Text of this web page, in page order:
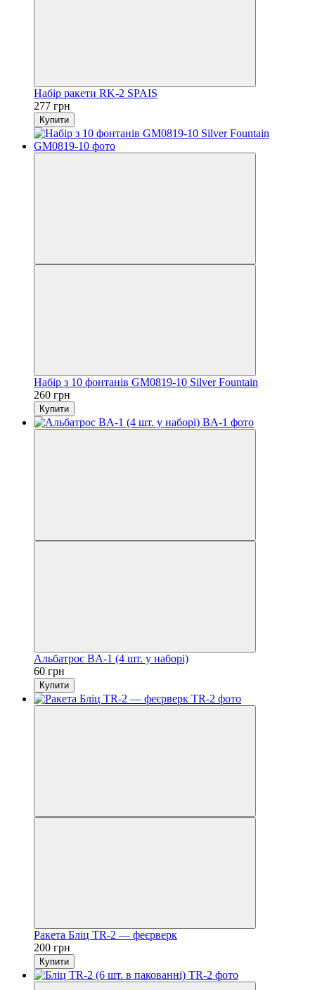
Набір ракети RK-2 SPAIS
277 грн
Купити
Набір з 10 фонтанів GM0819-10 Silver Fountain
260 грн
Купити
Альбатрос BA-1 (4 шт. у наборі)
60 грн
Купити
Ракета Бліц TR-2 — феєрверк
200 грн
Купити